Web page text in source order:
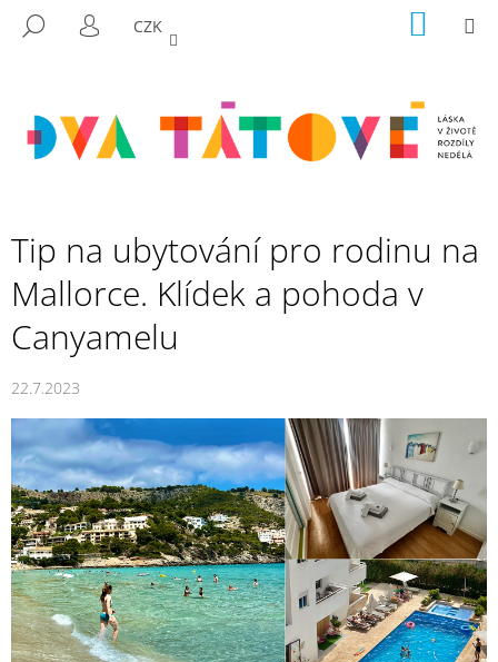
HLEDAT
PŘIHLÁŠENÍ
CZK KOŠÍK
Tip na ubytování pro rodinu na
Mallorce. Klídek a pohoda v
Canyamelu
22.7.2023
C
O
T
Ř
E
B
U
J
E
T
E
N
A
J
Í
T
?